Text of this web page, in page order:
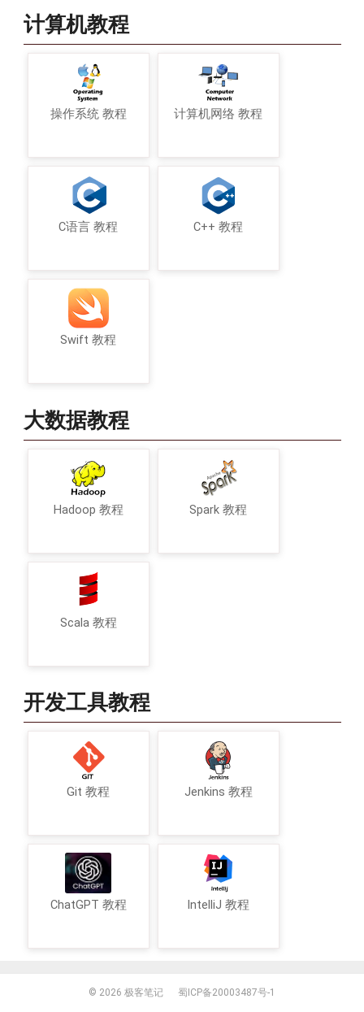
计算机教程
操作系统 教程 计算机网络 教程
C语言 教程 C++ 教程
Swift 教程
大数据教程
Hadoop 教程 Spark 教程
Scala 教程
开发工具教程
Git 教程 Jenkins 教程
ChatGPT 教程 IntelliJ 教程
© 2026 极客笔记 蜀ICP备20003487号-1